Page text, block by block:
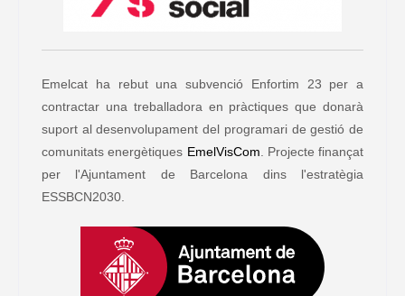
Emelcat ha rebut una subvenció Enfortim 23 per a
contractar una treballadora en pràctiques que donarà
suport al desenvolupament del programari de gestió de
comunitats energètiques EmelVisCom . Projecte finançat
per l'Ajuntament de Barcelona dins l'estratègia
ESSBCN2030.